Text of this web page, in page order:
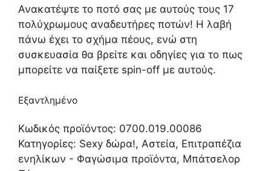
Ανακατέψτε το ποτό σας με αυτούς τους 17
πολύχρωμους αναδευτήρες ποτών! Η λαβή
πάνω έχει το σχήμα πέους, ενώ στη
συσκευασία θα βρείτε και οδηγίες για το πως
μπορείτε να παίξετε spin-off με αυτούς.
Εξαντλημένο
Κωδικός προϊόντος: 0700.019.00086
Κατηγορίες: Sexy δώρα!, Αστεία, Επιτραπέζια
ενηλίκων - Φαγώσιμα προϊόντα, Μπάτσελορ